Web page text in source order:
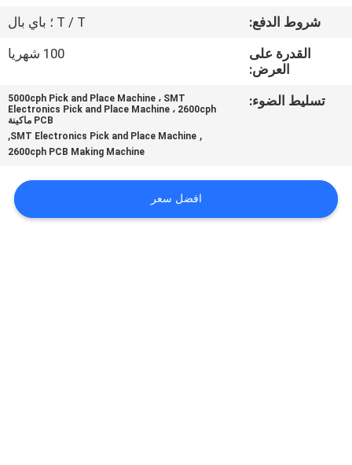
اتصل
أخبار
ON
LINE
شروط الدفع:
T / T ؛ باي بال
القدرة على
العرض:
100 شهريا
تسليط الضوء:
5000cph Pick and Place Machine ، SMT
Electronics Pick and Place Machine ، 2600cph
PCB ماكينة
,
SMT Electronics Pick and Place Machine
,
2600cph PCB Making Machine
افضل سعر